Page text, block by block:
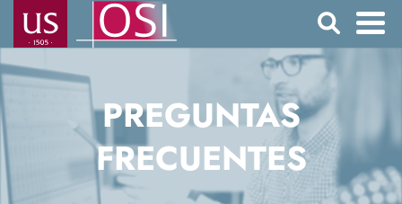
Pasar
contenido
principal
Buscar
Navegación
principal
PREGUNTAS
FRECUENTES